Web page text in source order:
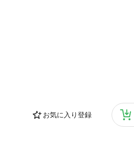
お気に入り登録